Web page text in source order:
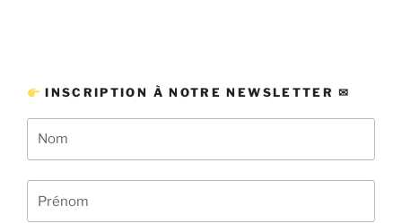
INSCRIPTION À NOTRE NEWSLETTER ✉